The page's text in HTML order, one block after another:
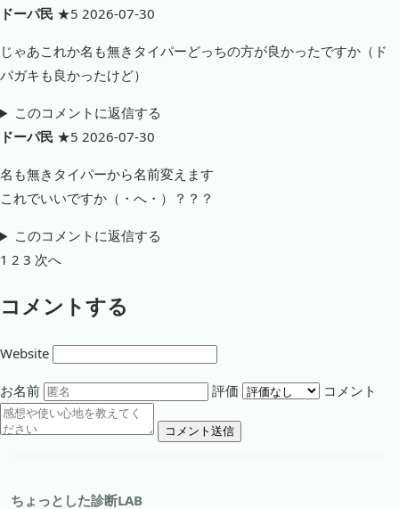
ドーパ民 ★5 2026-07-30
じゃあこれか名も無きタイパーどっちの方が良かったですか（ド
パガキも良かったけど）
このコメントに返信する
ドーパ民 ★5 2026-07-30
名も無きタイパーから名前変えます
これでいいですか（・へ・）？？？
このコメントに返信する
1 2 3 次へ
コメントする
Website
お名前 評価 コメント
コメント送信
ちょっとした診断LAB